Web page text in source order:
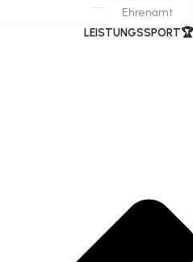
Ehrenamt
​LEISTUNGSSPORT🏆